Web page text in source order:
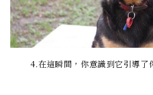
4.在這瞬間，你意識到它引導了